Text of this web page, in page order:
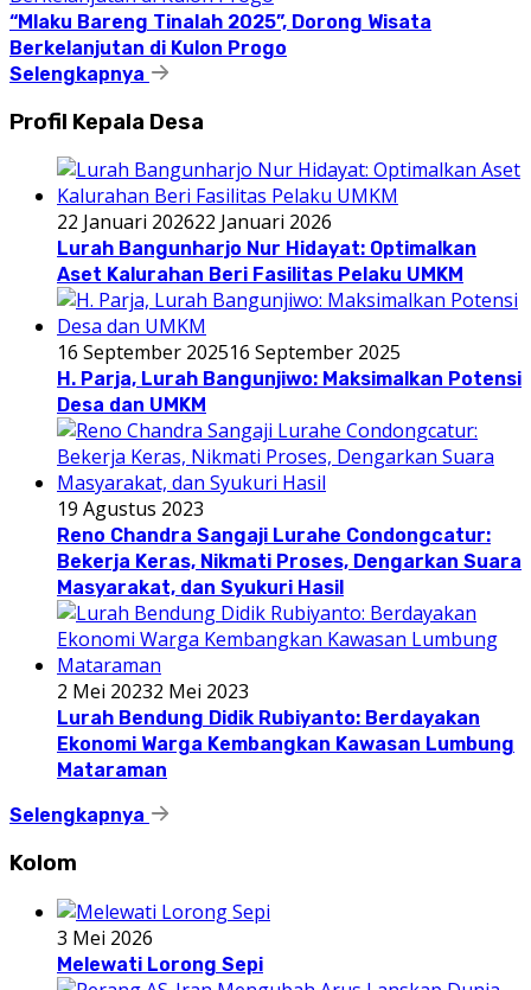
“Mlaku Bareng Tinalah 2025”, Dorong Wisata
Berkelanjutan di Kulon Progo
Selengkapnya
Profil Kepala Desa
22 Januari 202622 Januari 2026
Lurah Bangunharjo Nur Hidayat: Optimalkan
Aset Kalurahan Beri Fasilitas Pelaku UMKM
16 September 202516 September 2025
H. Parja, Lurah Bangunjiwo: Maksimalkan Potensi
Desa dan UMKM
19 Agustus 2023
Reno Chandra Sangaji Lurahe Condongcatur:
Bekerja Keras, Nikmati Proses, Dengarkan Suara
Masyarakat, dan Syukuri Hasil
2 Mei 20232 Mei 2023
Lurah Bendung Didik Rubiyanto: Berdayakan
Ekonomi Warga Kembangkan Kawasan Lumbung
Mataraman
Selengkapnya
Kolom
3 Mei 2026
Melewati Lorong Sepi